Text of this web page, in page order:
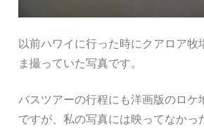
以前ハワイに行った時にクアロア牧
ま撮っていた写真です。
バスツアーの行程にも洋画版のロケ
ですが、私の写真には映ってなかっ